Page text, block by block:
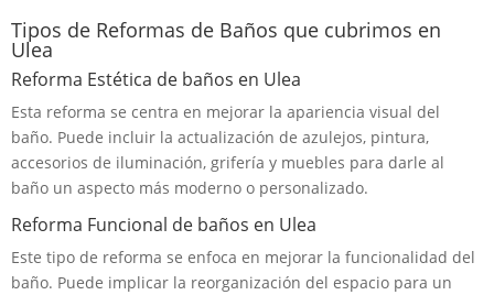
Tipos de Reformas de Baños que cubrimos en
Ulea
Reforma Estética de baños en Ulea
Esta reforma se centra en mejorar la apariencia visual del
baño. Puede incluir la actualización de azulejos, pintura,
accesorios de iluminación, grifería y muebles para darle al
baño un aspecto más moderno o personalizado.
Reforma Funcional de baños en Ulea
Este tipo de reforma se enfoca en mejorar la funcionalidad del
baño. Puede implicar la reorganización del espacio para un